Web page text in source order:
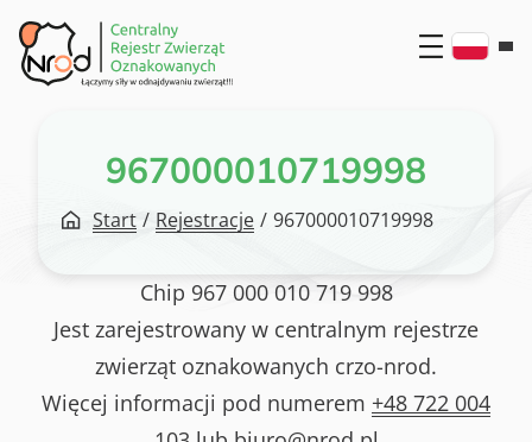
Przejdź
do
treści
967000010719998
Start / Rejestracje / 967000010719998
Chip 967 000 010 719 998
Jest zarejestrowany w centralnym rejestrze
zwierząt oznakowanych crzo-nrod.
Więcej informacji pod numerem +48 722 004